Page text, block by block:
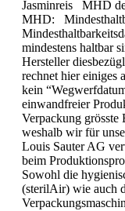
Jasminreis MHD
MHD:
mindestens haltbar
Hersteller
rechnet hier einiges
kein
einwandfreier
Verpackung grösste
weshalb wir für
Louis Sauter AG
beim
Sowohl die
(sterilAir) wie auch